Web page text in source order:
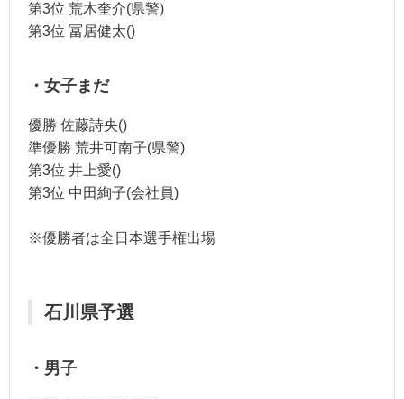
第3位 荒木奎介(県警)
第3位 冨居健太()
・女子まだ
優勝 佐藤詩央()
準優勝 荒井可南子(県警)
第3位 井上愛()
第3位 中田絢子(会社員)
※優勝者は全日本選手権出場
石川県予選
・男子